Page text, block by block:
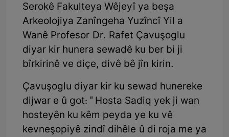
Serokê Fakulteya Wêjeyî ya beşa
Arkeolojiya Zanîngeha Yuzîncî Yil a
Wanê Profesor Dr. Rafet Çavuşoglu
diyar kir hunera sewadê ku ber bi ji
bîrkirinê ve diçe, divê bê jîn kirin.
Çavuşoglu diyar kir ku sewad hunereke
dijwar e û got: " Hosta Sadiq yek ji wan
hosteyên ku kêm peyda ye ku vê
kevneşopiyê zindî dihêle û di roja me ya